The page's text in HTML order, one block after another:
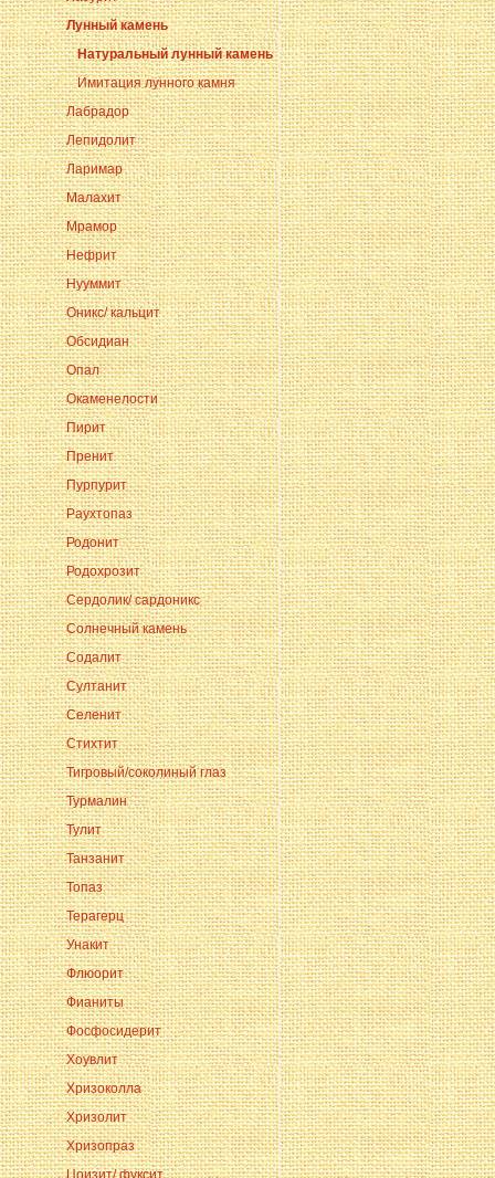
Лунный камень
Натуральный лунный камень
Имитация лунного камня
Лабрадор
Лепидолит
Ларимар
Малахит
Мрамор
Нефрит
Нууммит
Оникс/ кальцит
Обсидиан
Опал
Окаменелости
Пирит
Пренит
Пурпурит
Раухтопаз
Родонит
Родохрозит
Сердолик/ сардоникс
Солнечный камень
Содалит
Султанит
Селенит
Стихтит
Тигровый/соколиный глаз
Турмалин
Тулит
Танзанит
Топаз
Терагерц
Унакит
Флюорит
Фианиты
Фосфосидерит
Хоувлит
Хризоколла
Хризолит
Хризопраз
Цоизит/ фуксит